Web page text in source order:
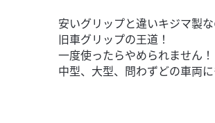
安いグリップと違いキジマ製
旧車グリップの王道！
一度使ったらやめられません！
中型、大型、問わずどの車両